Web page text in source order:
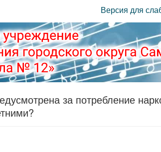
Версия для
за потребление